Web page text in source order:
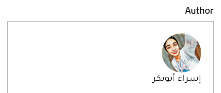
Author
إسراء أبوبكر